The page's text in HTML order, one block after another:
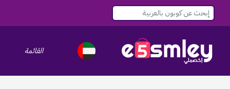
navigation
القائمة